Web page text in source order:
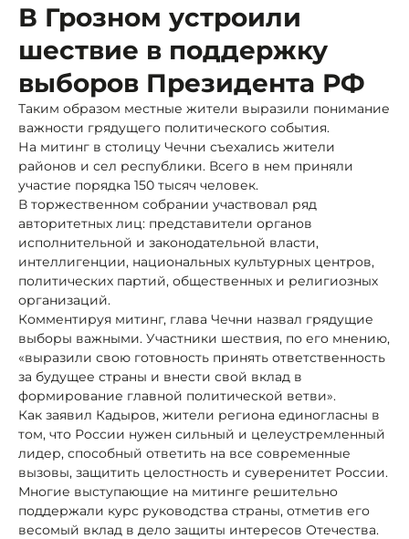
В Грозном устроили
шествие в поддержку
выборов Президента РФ
Таким образом местные жители выразили понимание
важности грядущего политического события.
На митинг в столицу Чечни съехались жители
районов и сел республики. Всего в нем приняли
участие порядка 150 тысяч человек.
В торжественном собрании участвовал ряд
авторитетных лиц: представители органов
исполнительной и законодательной власти,
интеллигенции, национальных культурных центров,
политических партий, общественных и религиозных
организаций.
Комментируя митинг, глава Чечни назвал грядущие
выборы важными. Участники шествия, по его мнению,
«выразили свою готовность принять ответственность
за будущее страны и внести свой вклад в
формирование главной политической ветви».
Как заявил Кадыров, жители региона единогласны в
том, что России нужен сильный и целеустремленный
лидер, способный ответить на все современные
вызовы, защитить целостность и суверенитет России.
Многие выступающие на митинге решительно
поддержали курс руководства страны, отметив его
весомый вклад в дело защиты интересов Отечества.